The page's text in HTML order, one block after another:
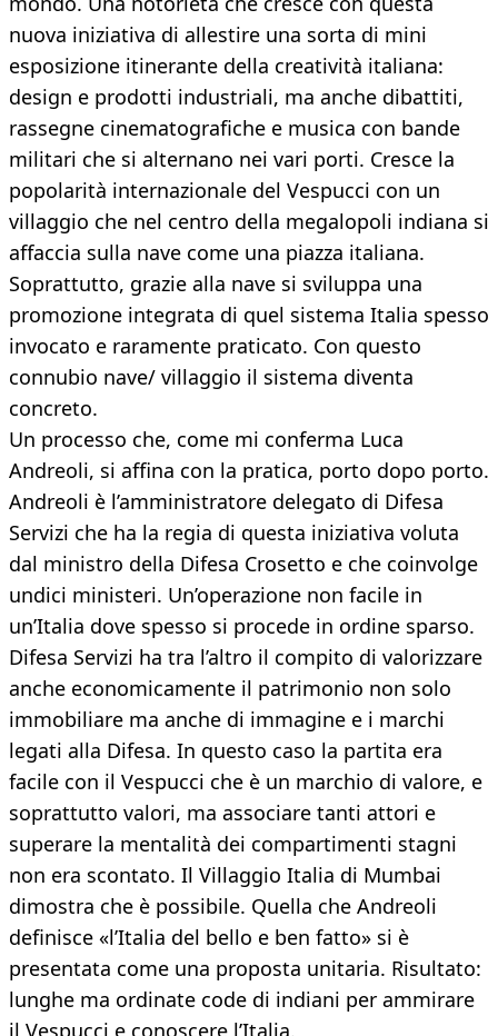
nuova iniziativa di allestire una sorta di mini
esposizione itinerante della creatività italiana:
design e prodotti industriali, ma anche dibattiti,
rassegne cinematografiche e musica con bande
militari che si alternano nei vari porti. Cresce la
popolarità internazionale del Vespucci con un
villaggio che nel centro della megalopoli indiana si
affaccia sulla nave come una piazza italiana.
Soprattutto, grazie alla nave si sviluppa una
promozione integrata di quel sistema Italia spesso
invocato e raramente praticato. Con questo
connubio nave/ villaggio il sistema diventa
concreto.
Un processo che, come mi conferma Luca
Andreoli, si affina con la pratica, porto dopo porto.
Andreoli è l’amministratore delegato di Difesa
Servizi che ha la regia di questa iniziativa voluta
dal ministro della Difesa Crosetto e che coinvolge
undici ministeri. Un’operazione non facile in
un’Italia dove spesso si procede in ordine sparso.
Difesa Servizi ha tra l’altro il compito di valorizzare
anche economicamente il patrimonio non solo
immobiliare ma anche di immagine e i marchi
legati alla Difesa. In questo caso la partita era
facile con il Vespucci che è un marchio di valore, e
soprattutto valori, ma associare tanti attori e
superare la mentalità dei compartimenti stagni
non era scontato. Il Villaggio Italia di Mumbai
dimostra che è possibile. Quella che Andreoli
definisce «l’Italia del bello e ben fatto» si è
presentata come una proposta unitaria. Risultato:
lunghe ma ordinate code di indiani per ammirare
il Vespucci e conoscere l’Italia.